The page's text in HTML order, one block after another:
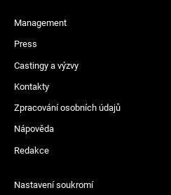
Management
Press
Castingy a výzvy
Kontakty
Zpracování osobních údajů
Nápověda
Redakce
Nastavení soukromí